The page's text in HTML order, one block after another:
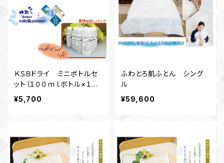
ＫＳＢドライ ミニボトルセ
ット（１００ｍｌボトル×１０
本）
¥5,700
ふわとろ肌ふとん シング
ル
¥59,600